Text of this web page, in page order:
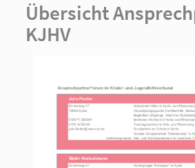
Übersicht
KJHV